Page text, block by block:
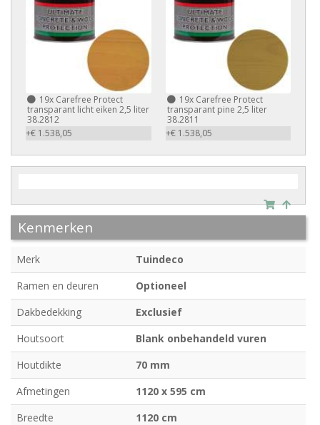
19x Carefree Protect
transparant licht eiken 2,5 liter
38.2812
+€ 1.538,05
19xCarefree Protect
transparant pine 2,5 liter
38.2811
+€ 1.538,05
Kenmerken
Merk
Tuindeco
Ramen en deuren
Optioneel
Dakbedekking
Exclusief
Houtsoort
Blank onbehandeld vuren
Houtdikte
70 mm
Afmetingen
1120 x 595 cm
Breedte
1120 cm